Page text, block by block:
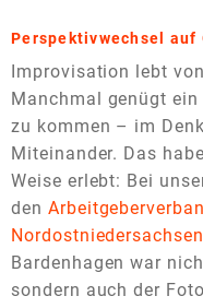
Perspektivwechsel auf
Improvisation lebt
Manchmal genügt
zu kommen – im
Miteinander. Das
Weise erlebt: Bei
den
Nordostniedersachsen
Bardenhagen war
sondern auch der